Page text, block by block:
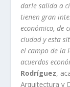
darle salida a
tienen gran
económico, de
ciudad y esta
el campo de la
acuerdos
Rodríguez,
Arquitectura y